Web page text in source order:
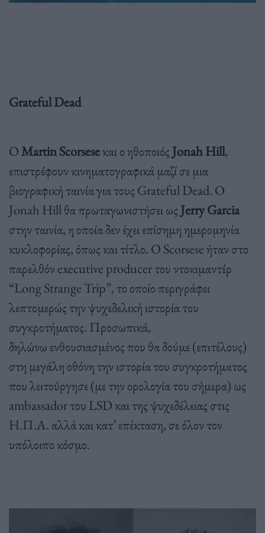
Grateful Dead
ΟMartin Scorseseκαι ο ηθοποιός Jonah Hill,
επιστρέφουν κινηματογραφικά μαζί σε μια
βιογραφική ταινία για τους Grateful Dead. Ο
Jonah Hill θα πρωταγωνιστήσει ως Jerry Garcia
στην ταινία, η οποία δεν έχει επίσημη ημερομηνία
κυκλοφορίας, όπως και τίτλο. Ο Scorsese ήταν στο
παρελθόν executive producer του ντοκιμαντέρ
“Long Strange Trip”, το οποίο περιγράφει
λεπτομερώς την ψυχεδελική ιστορία του
συγκροτήματος. Προσωπικά,
δηλώνω ενθουσιασμένος που θα δούμε (επιτέλους)
στη μεγάλη οθόνη την ιστορία του συγκροτήματος
που λειτούργησε (με την ορολογία του σήμερα) ως
ambassador του LSD και της ψυχεδέλειας στις
Η.Π.Α. αλλά και κατ’ επέκταση, σε όλον τον
υπόλοιπο κόσμο.